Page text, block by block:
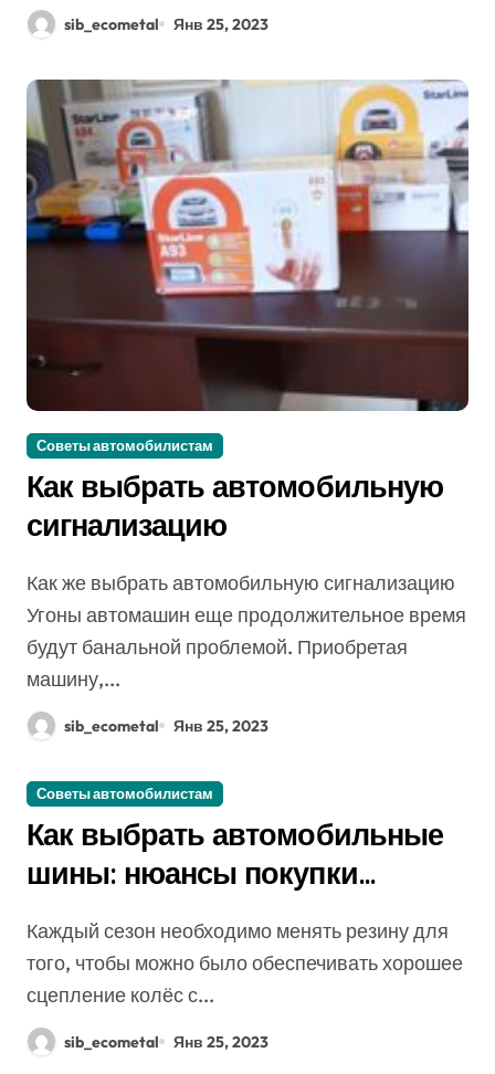
sib_ecometal Янв 25, 2023
Советы автомобилистам
Как выбрать автомобильную
сигнализацию
Как же выбрать автомобильную сигнализацию
Угоны автомашин еще продолжительное время
будут банальной проблемой. Приобретая
машину,...
sib_ecometal Янв 25, 2023
Советы автомобилистам
Как выбрать автомобильные
шины: нюансы покупки
Каждый сезон необходимо менять резину для
того, чтобы можно было обеспечивать хорошее
сцепление колёс с...
sib_ecometal Янв 25, 2023